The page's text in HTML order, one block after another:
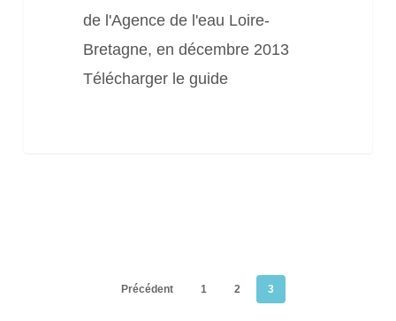
de l'Agence de l'eau Loire-
Bretagne, en décembre 2013
Télécharger le guide
Précédent 1 2 3